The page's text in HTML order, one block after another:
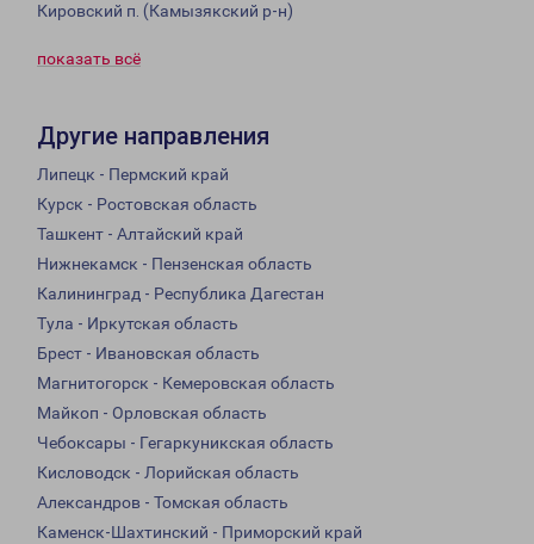
Кировский п. (Камызякский р-н)
показать всё
Другие направления
Липецк - Пермский край
Курск - Ростовская область
Ташкент - Алтайский край
Нижнекамск - Пензенская область
Калининград - Республика Дагестан
Тула - Иркутская область
Брест - Ивановская область
Магнитогорск - Кемеровская область
Майкоп - Орловская область
Чебоксары - Гегаркуникская область
Кисловодск - Лорийская область
Александров - Томская область
Каменск-Шахтинский - Приморский край